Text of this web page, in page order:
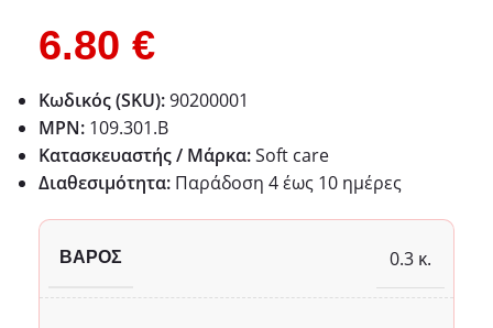
6.80 €
Κωδικός (SKU):90200001
MPN: 109.301.B
Κατασκευαστής / Μάρκα:Soft care
Διαθεσιμότητα: Παράδoση 4 έως 10 ημέρες
ΒΆΡΟΣ 0.3 κ.